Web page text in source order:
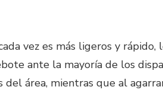
vez es más ligeros y rápido,
ante la mayoría de los
del área, mientras que al